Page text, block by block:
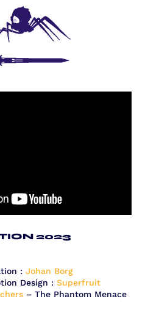
2023
: Johan Borg
Design :Superfruit
– The Phantom Menace